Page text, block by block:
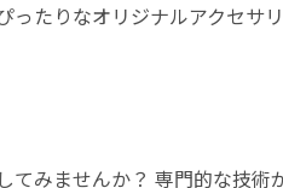
たりなオリジナルアクセサ
てみませんか？ 専門的な技術